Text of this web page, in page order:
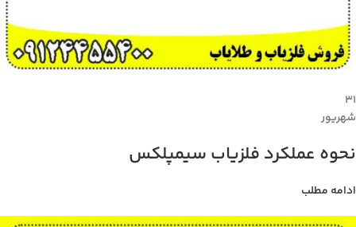
۳۱
شهریور
نحوه عملکرد فلزیاب سیمپلکس
ادامه مطلب